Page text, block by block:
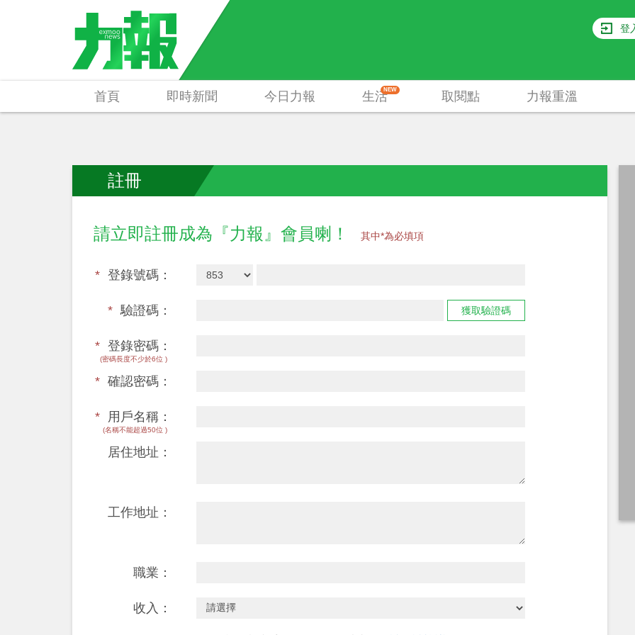
登
首頁 即時新聞 今日力報 生活NEW 取閱點 力報重溫
註冊
請立即註冊成為『力報』會員喇！ 其中*為必填項
* 登錄號碼：
* 驗證碼： 獲取驗證碼
* 登錄密碼：
(密碼長度不少於6位 )
* 確認密碼：
* 用戶名稱：
(名稱不能超過50位 )
居住地址：
工作地址：
職業：
收入：